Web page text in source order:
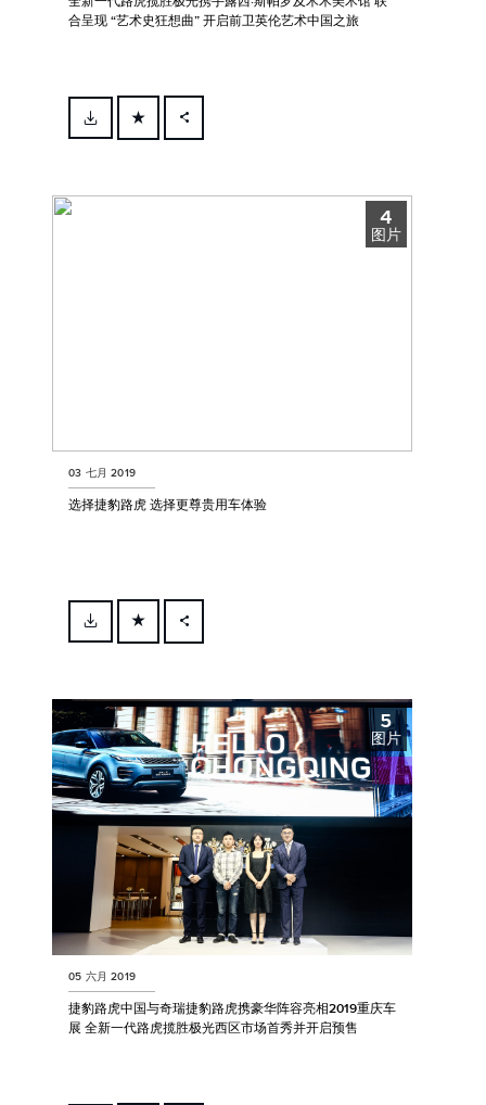
合呈现 “艺术史狂想曲” 开启前卫英伦艺术中国之旅
FACEBOOK
4
图片
03 七月 2019
选择捷豹路虎 选择更尊贵用车体验
FACEBOOK
LINKEDIN
SHARE
5
图片
05 六月 2019
捷豹路虎中国与奇瑞捷豹路虎携豪华阵容亮相2019重庆车
展 全新一代路虎揽胜极光西区市场首秀并开启预售